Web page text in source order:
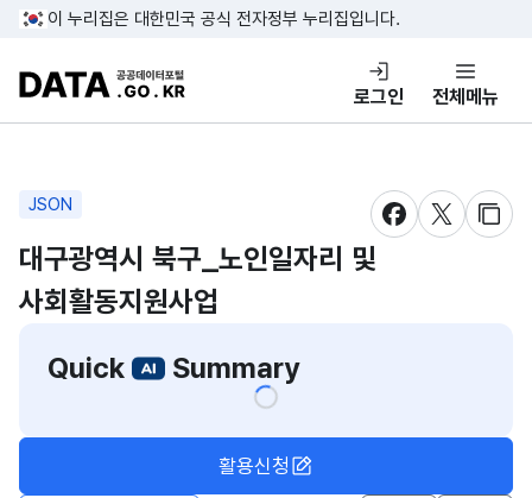
콘텐츠 바로가기
푸터 바로가기
이 누리집은 대한민국 공식 전자정부 누리집입니다.
DATA.GO.KR 공공데이터포털
로그인 전체메뉴
JSON
새창 열림새창 열림
새창
대구광역시 북구_노인일자리 및
사회활동지원사업
Quick
Summary
활용신청